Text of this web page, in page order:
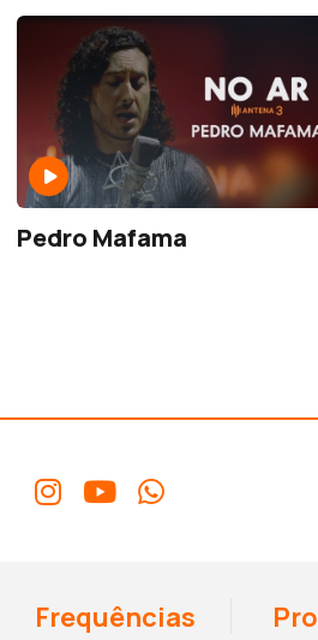
Pedro Mafama
Frequências